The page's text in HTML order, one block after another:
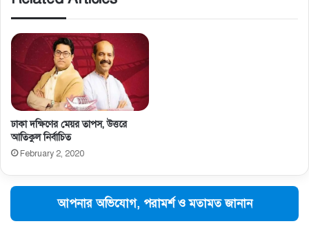
ঢাকা দক্ষিণের মেয়র তাপস, উত্তরে
আতিকুল নির্বাচিত
February 2, 2020
আপনার অভিযোগ, পরামর্শ ও মতামত জানান